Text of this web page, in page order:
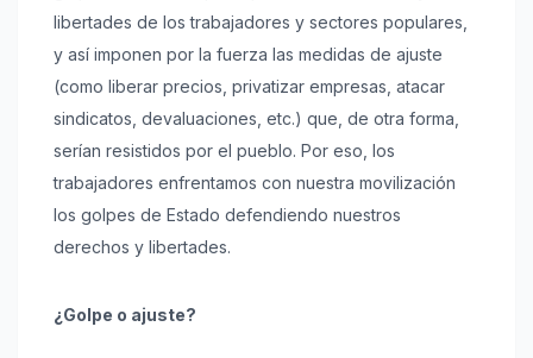
libertades de los trabajadores y sectores populares,
y así imponen por la fuerza las medidas de ajuste
(como liberar precios, privatizar empresas, atacar
sindicatos, devaluaciones, etc.) que, de otra forma,
serían resistidos por el pueblo. Por eso, los
trabajadores enfrentamos con nuestra movilización
los golpes de Estado defendiendo nuestros
derechos y libertades.
¿Golpe o ajuste?